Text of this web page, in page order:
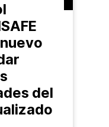
del